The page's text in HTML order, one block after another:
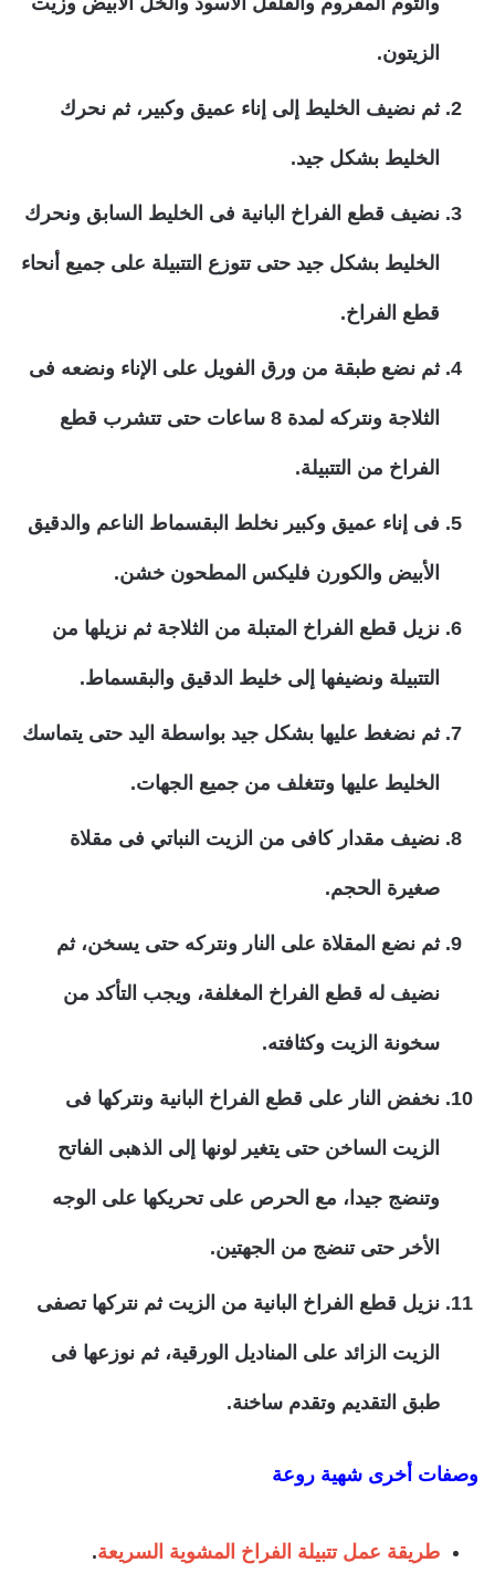
الزيتون.
ثم نضيف الخليط إلى إناء عميق وكبير، ثم نحرك
الخليط بشكل جيد.
نضيف قطع الفراخ البانية فى الخليط السابق ونحرك
الخليط بشكل جيد حتى تتوزع التتبيلة على جميع أنحاء
قطع الفراخ.
ثم نضع طبقة من ورق الفويل على الإناء ونضعه فى
الثلاجة ونتركه لمدة 8 ساعات حتى تتشرب قطع
الفراخ من التتبيلة.
فى إناء عميق وكبير نخلط البقسماط الناعم والدقيق
الأبيض والكورن فليكس المطحون خشن.
نزيل قطع الفراخ المتبلة من الثلاجة ثم نزيلها من
التتبيلة ونضيفها إلى خليط الدقيق والبقسماط.
ثم نضغط عليها بشكل جيد بواسطة اليد حتى يتماسك
الخليط عليها وتتغلف من جميع الجهات.
نضيف مقدار كافى من الزيت النباتي فى مقلاة
صغيرة الحجم.
ثم نضع المقلاة على النار ونتركه حتى يسخن، ثم
نضيف له قطع الفراخ المغلفة، ويجب التأكد من
سخونة الزيت وكثافته.
نخفض النار على قطع الفراخ البانية ونتركها فى
الزيت الساخن حتى يتغير لونها إلى الذهبى الفاتح
وتنضج جيدا، مع الحرص على تحريكها على الوجه
الأخر حتى تنضج من الجهتين.
نزيل قطع الفراخ البانية من الزيت ثم نتركها تصفى
الزيت الزائد على المناديل الورقية، ثم نوزعها فى
طبق التقديم وتقدم ساخنة.
وصفات أخرى شهية روعة
طريقة عمل تتبيلة الفراخ المشوية السريعة.